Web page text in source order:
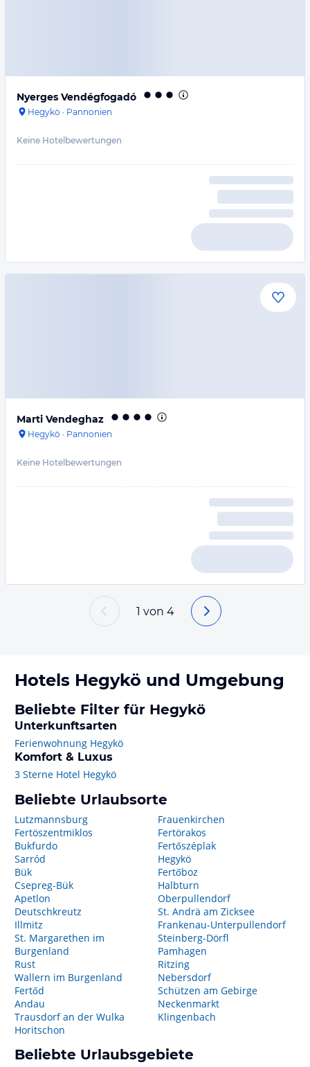
Nyerges Vendégfogadó
Hegykö · Pannonien
Keine Hotelbewertungen
Marti Vendeghaz
Hegykö · Pannonien
Keine Hotelbewertungen
1 von 4
Hotels Hegykö und Umgebung
Beliebte Filter für Hegykö
Unterkunftsarten
Ferienwohnung Hegykö
Komfort & Luxus
3 Sterne Hotel Hegykö
Beliebte Urlaubsorte
Lutzmannsburg
Fertöszentmiklos
Bukfurdo
Sarród
Bük
Csepreg-Bük
Apetlon
Deutschkreutz
Illmitz
St. Margarethen im
Burgenland
Rust
Wallern im Burgenland
Fertőd
Andau
Trausdorf an der Wulka
Horitschon
Frauenkirchen
Fertörakos
Fertőszéplak
Hegykö
Fertőboz
Halbturn
Oberpullendorf
St. Andrä am Zicksee
Frankenau-Unterpullendorf
Steinberg-Dörfl
Pamhagen
Ritzing
Nebersdorf
Schützen am Gebirge
Neckenmarkt
Klingenbach
Beliebte Urlaubsgebiete